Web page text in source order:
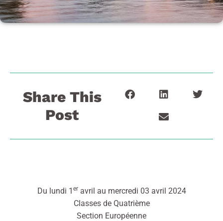
Share This
Post
Du lundi 1 eravril au mercredi 03 avril 2024
Classes de Quatrième
Section Européenne